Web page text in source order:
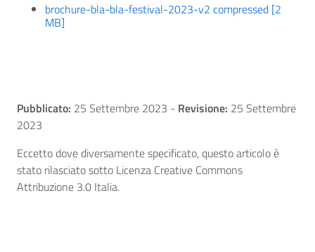
brochure-bla-bla-festival-2023-v2 compressed [2
MB]
Pubblicato: 25 Settembre 2023 - Revisione: 25 Settembre
2023
Eccetto dove diversamente specificato, questo articolo è
stato rilasciato sotto Licenza Creative Commons
Attribuzione 3.0 Italia.